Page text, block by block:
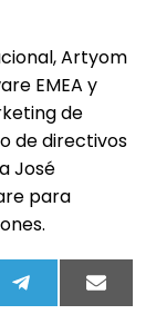
Artyom
EMEA y
de
de directivos
José
para
TelegramEmail